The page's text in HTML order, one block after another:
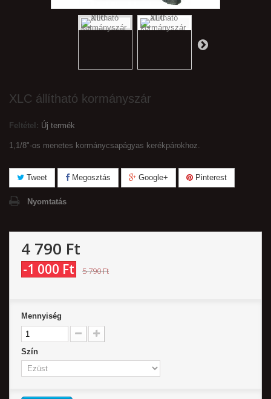
XLC állítható kormányszár
Feltétel: Új termék
1,1/8"-os menetes kormánycsapágyas kerékpárokhoz.
Tweet Megosztás Google+ Pinterest
Nyomtatás
4 790 Ft‎
-1 000 Ft‎ 5 790 Ft‎
Mennyiség
Szín